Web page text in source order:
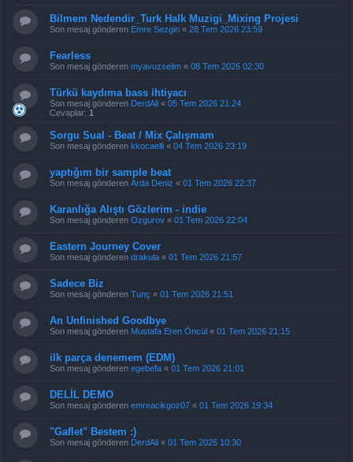
Bilmem Nedendir_Turk Halk Muzigi_Mixing Projesi
Son mesaj gönderen Emre Sezgin « 28 Tem 2026 23:59
Fearless
Son mesaj gönderen myavuzselim « 08 Tem 2026 02:30
Türkü kaydıma bass ihtiyacı
Son mesaj gönderen DerdAli « 05 Tem 2026 21:24
Cevaplar: 1
Sorgu Sual - Beat / Mix Çalışmam
Son mesaj gönderen kkocaelli « 04 Tem 2026 23:19
yaptığım bir sample beat
Son mesaj gönderen Arda Deniz « 01 Tem 2026 22:37
Karanlığa Alıştı Gözlerim - indie
Son mesaj gönderen Ozgurov « 01 Tem 2026 22:04
Eastern Journey Cover
Son mesaj gönderen drakula « 01 Tem 2026 21:57
Sadece Biz
Son mesaj gönderen Tunç « 01 Tem 2026 21:51
An Unfinished Goodbye
Son mesaj gönderen Mustafa Eren Öncül « 01 Tem 2026 21:15
ilk parça denemem (EDM)
Son mesaj gönderen egebefa « 01 Tem 2026 21:01
DELİL DEMO
Son mesaj gönderen emreacikgoz07 « 01 Tem 2026 19:34
"Gaflet" Bestem :)
Son mesaj gönderen DerdAli « 01 Tem 2026 10:30